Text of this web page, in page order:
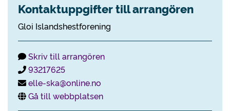
Kontaktuppgifter till arrangören
Gloi Islandshestforening
Skriv till arrangören
93217625
elle-ska@online.no
Gå till webbplatsen